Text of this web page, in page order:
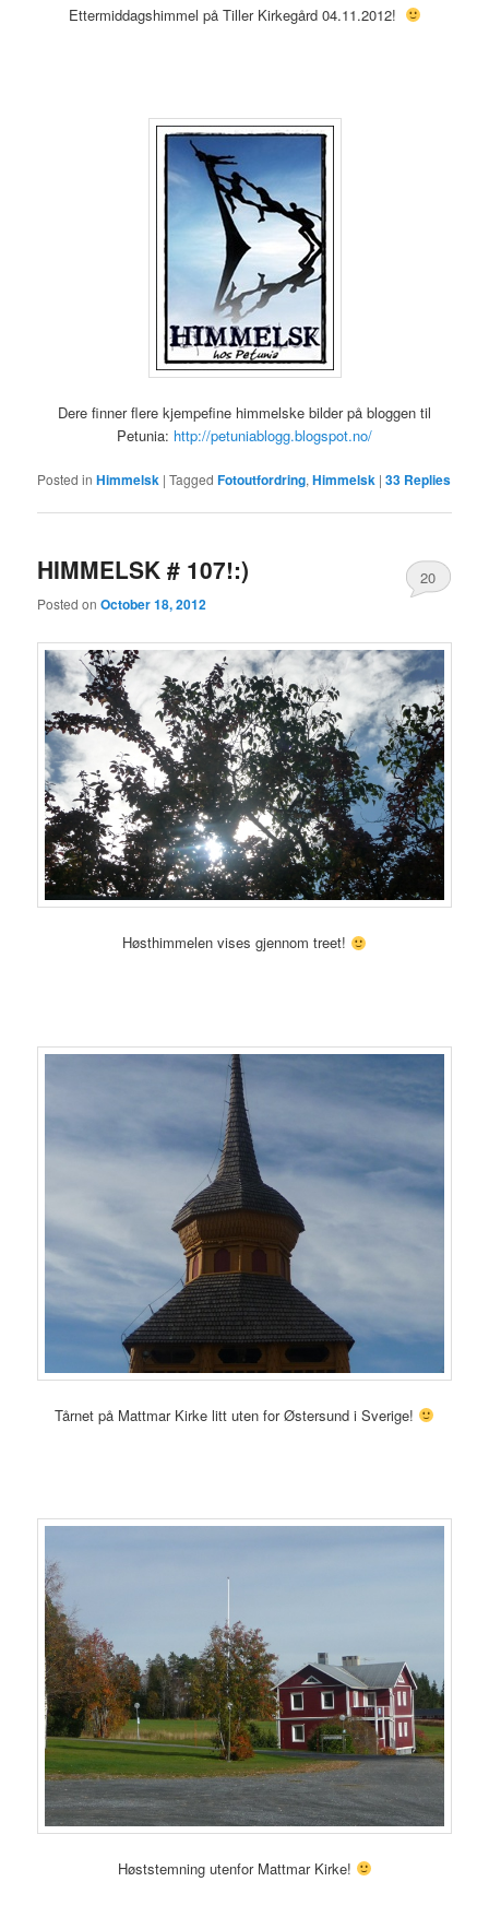
Ettermiddagshimmel på Tiller Kirkegård 04.11.2012!
Dere finner flere kjempefine himmelske bilder på bloggen til
Petunia: http://petuniablogg.blogspot.no/
Posted in Himmelsk |Tagged Fotoutfordring,Himmelsk |33 Replies
HIMMELSK # 107!:)
Posted onOctober 18, 2012
20
Høsthimmelen vises gjennom treet!
Tårnet på Mattmar Kirke litt uten for Østersund i Sverige!
Høststemning utenfor Mattmar Kirke!